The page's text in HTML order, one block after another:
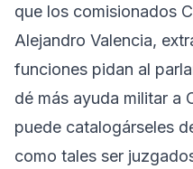
que los comisionados
Alejandro Valencia,
funciones pidan al
dé más ayuda militar a
puede catalogárseles
como tales ser